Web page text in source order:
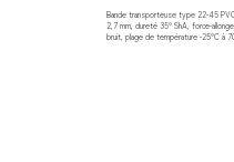
Bande transporteuse type 22-45
2,7 mm, dureté 35° ShA, force-
bruit, plage de température -25°C à